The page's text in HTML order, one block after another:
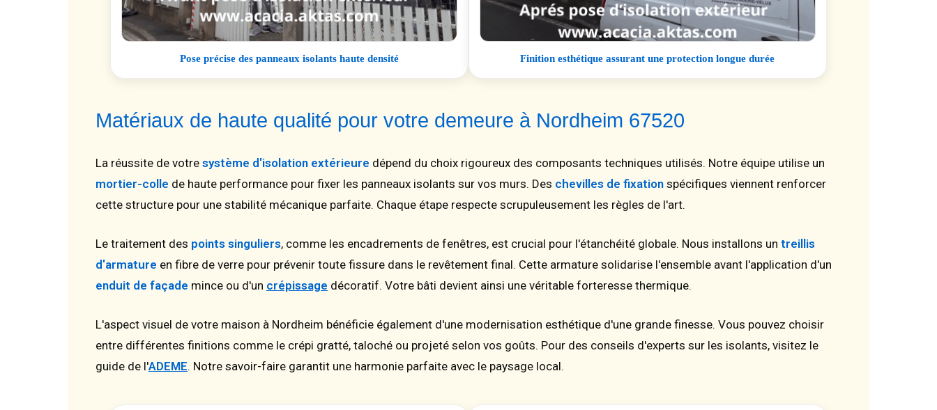
Pose précise des panneaux isolants haute densité Finition esthétique assurant une protection longue durée
Matériaux de haute qualité pour votre demeure à Nordheim 67520
La réussite de votre système d'isolation extérieure dépend du choix rigoureux des composants techniques utilisés. Notre équipe utilise un
mortier-colle de haute performance pour fixer les panneaux isolants sur vos murs. Des chevilles de fixation spécifiques viennent renforcer
cette structure pour une stabilité mécanique parfaite. Chaque étape respecte scrupuleusement les règles de l'art.
Le traitement des points singuliers, comme les encadrements de fenêtres, est crucial pour l'étanchéité globale. Nous installons un treillis
d'armature en fibre de verre pour prévenir toute fissure dans le revêtement final. Cette armature solidarise l'ensemble avant l'application d'un
enduit de façade mince ou d'un crépissage décoratif. Votre bâti devient ainsi une véritable forteresse thermique.
L'aspect visuel de votre maison à Nordheim bénéficie également d'une modernisation esthétique d'une grande finesse. Vous pouvez choisir
entre différentes finitions comme le crépi gratté, taloché ou projeté selon vos goûts. Pour des conseils d'experts sur les isolants, visitez le
guide de l'ADEME. Notre savoir-faire garantit une harmonie parfaite avec le paysage local.